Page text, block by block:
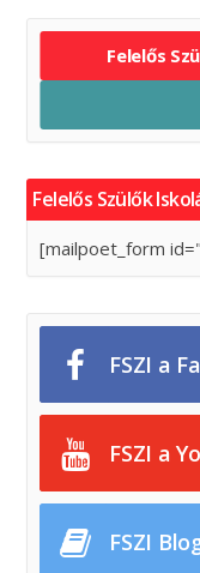
Felelős
Felelős Szülők
[mailpoet_form
FSZI a
FSZI a
FSZI